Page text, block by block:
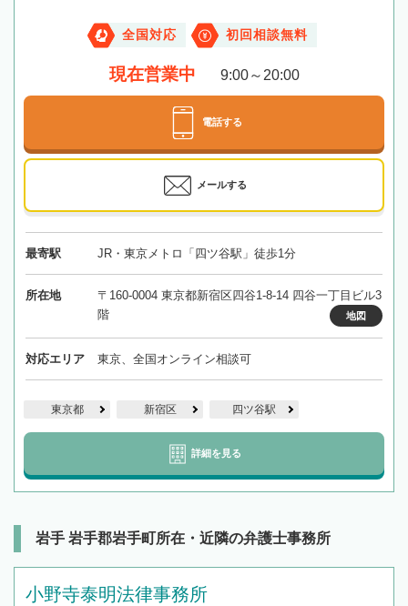
全国対応 初回相談無料
現在営業中 9:00～20:00
電話する
メールする
最寄駅 JR・東京メトロ「四ツ谷駅」徒歩1分
所在地
〒160-0004 東京都新宿区四谷1-8-14 四谷一丁目ビル3
階
地図
対応エリア 東京、全国オンライン相談可
東京都 新宿区 四ツ谷駅
詳細を見る
岩手 岩手郡岩手町所在・近隣の弁護士事務所
小野寺泰明法律事務所